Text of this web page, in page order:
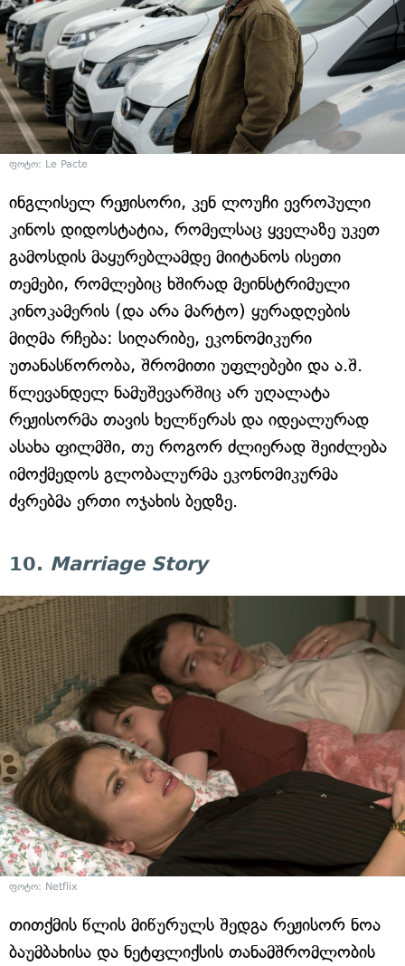
ფოტო: Le Pacte
ინგლისელ რეჟისორი, კენ ლოუჩი ევროპული
კინოს დიდოსტატია, რომელსაც ყველაზე უკეთ
გამოსდის მაყურებლამდე მიიტანოს ისეთი
თემები, რომლებიც ხშირად მეინსტრიმული
კინოკამერის (და არა მარტო) ყურადღების
მიღმა რჩება: სიღარიბე, ეკონომიკური
უთანასწორობა, შრომითი უფლებები და ა.შ.
წლევანდელ ნამუშევარშიც არ უღალატა
რეჟისორმა თავის ხელწერას და იდეალურად
ასახა ფილმში, თუ როგორ ძლიერად შეიძლება
იმოქმედოს გლობალურმა ეკონომიკურმა
ძვრებმა ერთი ოჯახის ბედზე.
10. Marriage Story
ფოტო: Netflix
თითქმის წლის მიწურულს შედგა რეჟისორ ნოა
ბაუმბახისა და ნეტფლიქსის თანამშრომლობის